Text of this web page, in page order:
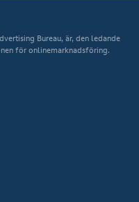
Bureau, är, den ledande
för onlinemarknadsföring.